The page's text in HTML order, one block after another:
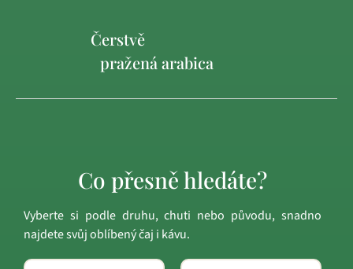
Čerstvě
pražená arabica
Co přesně hledáte?
Vyberte si podle druhu, chuti nebo původu, snadno
najdete svůj oblíbený čaj i kávu.